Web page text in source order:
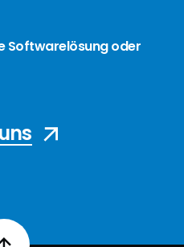
Softwarelösung oder